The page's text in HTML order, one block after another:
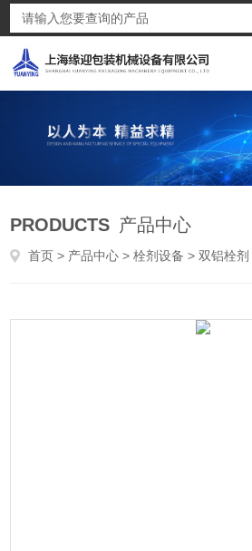
PRODUCTS 产品中心
首页 > 产品中心 >栓剂设备 >双铝栓剂